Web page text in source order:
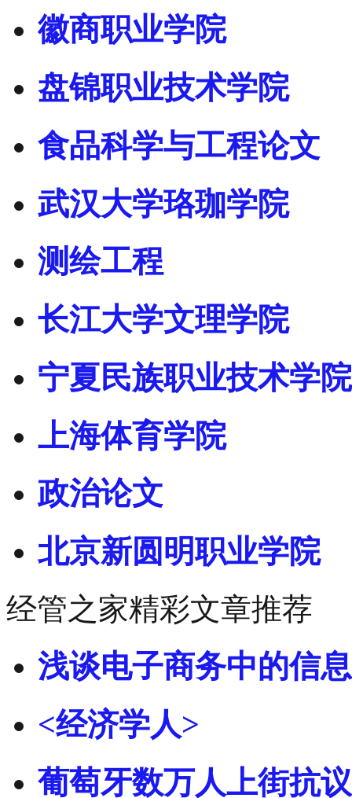
徽商职业学院
盘锦职业技术学院
食品科学与工程论文
武汉大学珞珈学院
测绘工程
长江大学文理学院
宁夏民族职业技术学院
上海体育学院
政治论文
北京新圆明职业学院
经管之家精彩文章推荐
浅谈电子商务中的信
<经济学人>
葡萄牙数万人上街抗